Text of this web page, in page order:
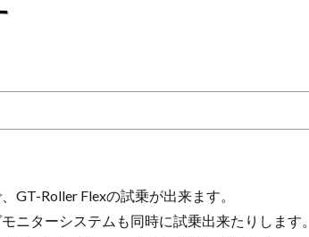
GT-Roller Flexの試乗が出来ます。
ニターシステムも同時に試乗出来たりします。